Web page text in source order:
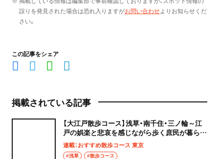
誤りを発見された場合は恐れ入りますがお問い合わせよりお知らせくだ
さい。
この記事をシェア
掲載されている記事
【大江戸散歩コース】浅草・南千住・三ノ輪～江
戸の娯楽と悲哀を感じながら歩く庶民が暮らし
た町～
連載：おすすめ散歩コース 東京
#浅草 #散歩コース